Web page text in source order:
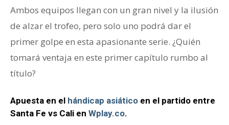
Ambos equipos llegan con un gran nivel y la ilusión
de alzar el trofeo, pero solo uno podrá dar el
primer golpe en esta apasionante serie. ¿Quién
tomará ventaja en este primer capítulo rumbo al
título?
Apuesta en el hándicap asiático en el partido entre
Santa Fe vs Cali en Wplay.co.